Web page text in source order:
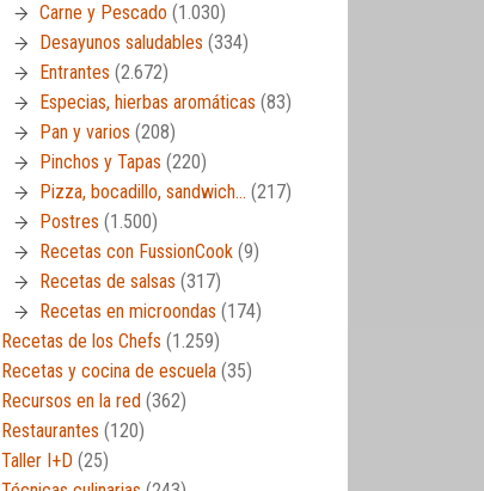
Carne y Pescado (1.030)
Desayunos saludables (334)
Entrantes (2.672)
Especias, hierbas aromáticas (83)
Pan y varios (208)
Pinchos y Tapas (220)
Pizza, bocadillo, sandwich… (217)
Postres (1.500)
Recetas con FussionCook (9)
Recetas de salsas (317)
Recetas en microondas (174)
Recetas de los Chefs (1.259)
Recetas y cocina de escuela (35)
Recursos en la red (362)
Restaurantes (120)
Taller I+D (25)